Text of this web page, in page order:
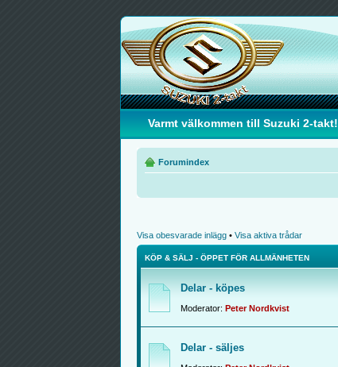
Varmt välkommen till Suzuki 2-takt!
Forumindex
Visa obesvarade inlägg• Visa aktiva trådar
KÖP & SÄLJ - ÖPPET FÖR ALLMÄNHETEN
Delar - köpes
Moderator: Peter Nordkvist
Delar - säljes